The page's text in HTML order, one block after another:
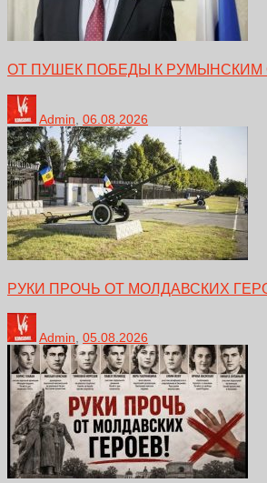
ОТ ПУШЕК ПОБЕДЫ К РУМЫНСКИМ
Admin 06.08.2026
РУКИ ПРОЧЬ ОТ МОЛДАВСКИХ
Admin, 05.08.2026